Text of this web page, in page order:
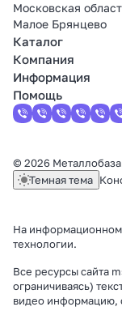
Московская
Малое Брянцево
Каталог
Компания
Информация
Помощь
© 2026
Темная тема
На
технологии.
Все ресурсы сайта
ограничиваясь)
видео информацию,